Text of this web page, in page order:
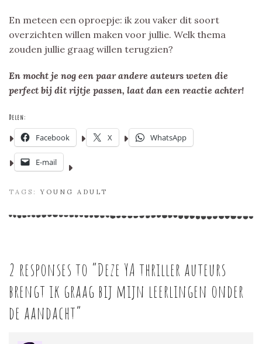
En meteen een oproepje: ik zou vaker dit soort
overzichten willen maken voor jullie. Welk thema
zouden jullie graag willen terugzien?
En mocht je nog een paar andere auteurs weten die
perfect bij dit rijtje passen, laat dan een reactie achter!
Delen:
Facebook X WhatsApp
E-mail
TAGS:YOUNG ADULT
2 responses to “Deze YA thriller auteurs
brengt ik graag bij mijn leerlingen onder
de aandacht”